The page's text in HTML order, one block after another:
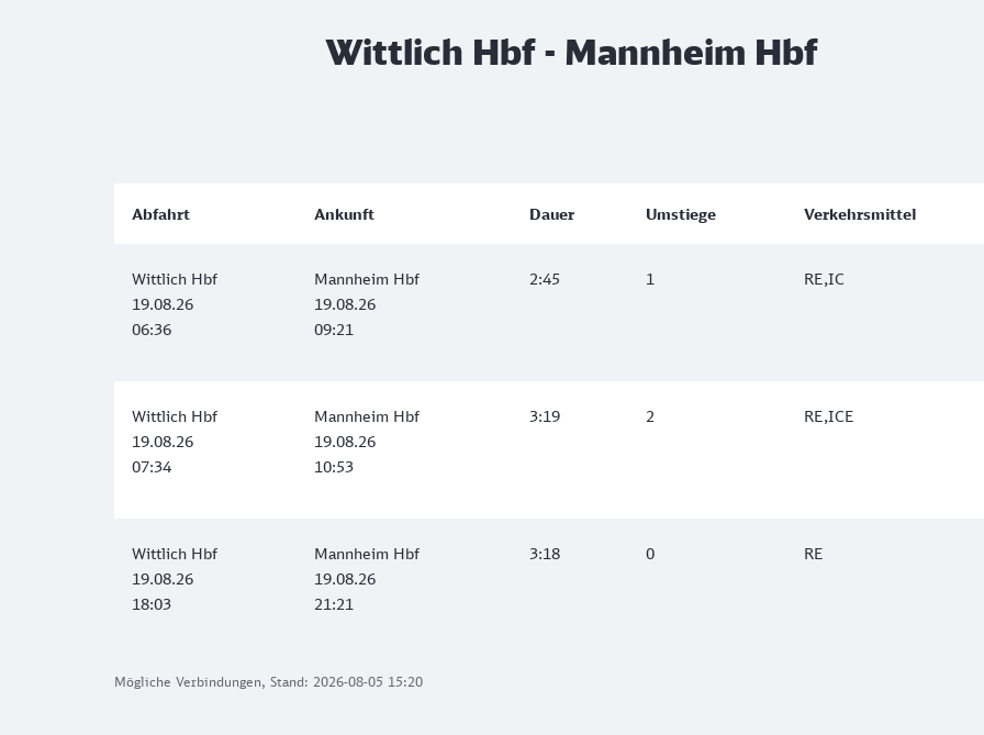
Wittlich Hbf - Mannheim Hbf
Mögliche Verbindungen, Stand: 2026-08-05 15:20
Abfahrt Ankunft Dauer Umstiege Verkehrsmittel
Wittlich Hbf
19.08.26
06:36
Mannheim Hbf
19.08.26
09:21
2:45 1 RE,IC
Wittlich Hbf
19.08.26
07:34
Mannheim Hbf
19.08.26
10:53
3:19 2 RE,ICE
Wittlich Hbf
19.08.26
18:03
Mannheim Hbf
19.08.26
21:21
3:18 0 RE